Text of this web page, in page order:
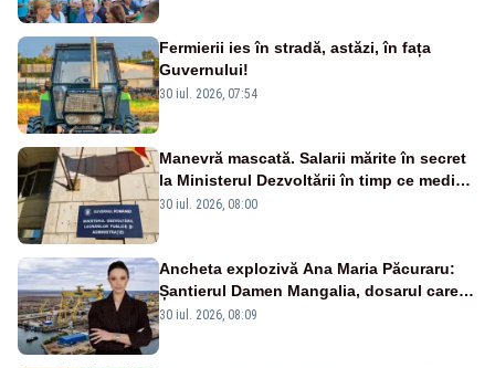
Fermierii ies în stradă, astăzi, în fața
Guvernului!
30 iul. 2026, 07:54
Manevră mascată. Salarii mărite în secret
la Ministerul Dezvoltării în timp ce medicii
ies în stradă
30 iul. 2026, 08:00
Ancheta explozivă Ana Maria Păcuraru:
Șantierul Damen Mangalia, dosarul care
scufundă apărarea României
30 iul. 2026, 08:09